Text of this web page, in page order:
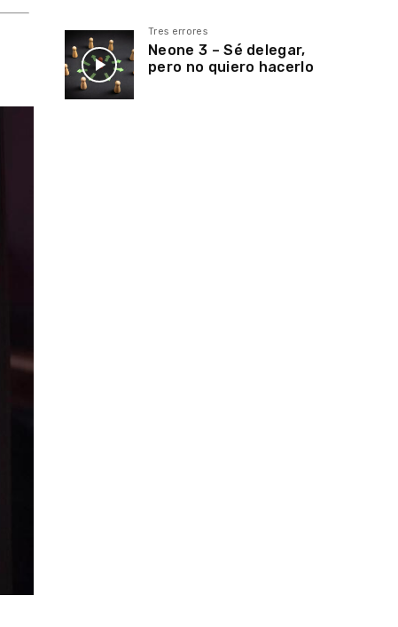
Tres errores
Neone 3 – Sé delegar,
pero no quiero hacerlo